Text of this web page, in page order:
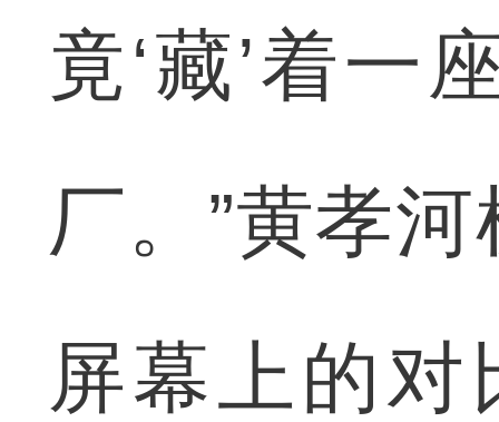
竟‘藏’着一
厂。”黄孝
屏幕上的